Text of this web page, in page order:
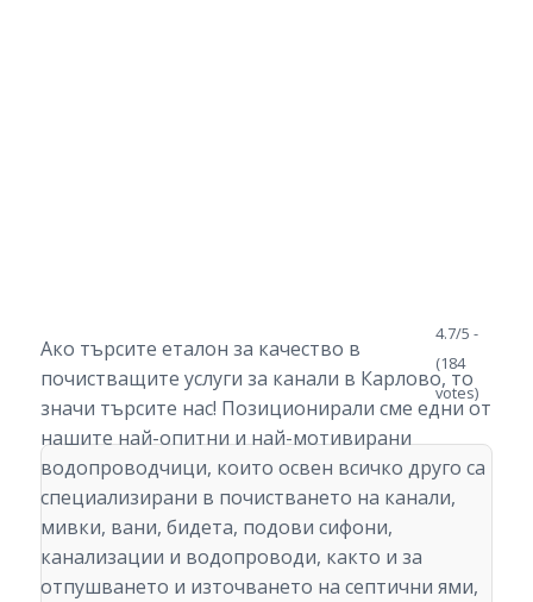
Ако търсите еталон за качество в
почистващите услуги за канали в Карлово, то
значи търсите нас! Позиционирали сме едни от
нашите най-опитни и най-мотивирани
водопроводчици, които освен всичко друго са
специализирани в почистването на канали,
мивки, вани, бидета, подови сифони,
канализации и водопроводи, както и за
отпушването и източването на септични ями,
4.7/5 -
(184
votes)